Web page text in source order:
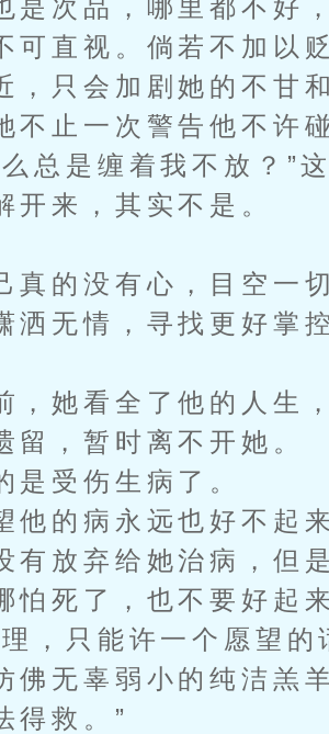
次品，哪里都不好，
直视。倘若不加以贬
只会加剧她的不甘和
止一次警告他不许碰
总是缠着我不放？”
开来，其实不是。
的没有心，目空一切
洒无情，寻找更好掌
她看全了他的人生，
留，暂时离不开她。
受伤生病了。
的病永远也好不起来
放弃给她治病，但是
怕死了，也不要好起来
只能许一个愿望的
佛无辜弱小的纯洁羔
得救。”